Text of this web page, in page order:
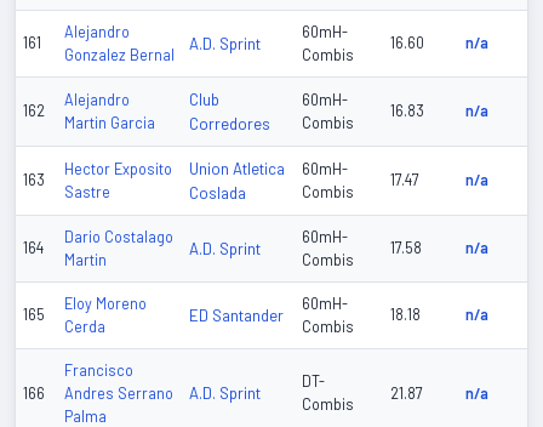
161
Alejandro
Gonzalez Bernal
A.D. Sprint
60mH-
Combis
16.60 n/a
162
Alejandro
Martin Garcia
Club
Corredores
60mH-
Combis
16.83 n/a
163
Hector Exposito
Sastre
Union Atletica
Coslada
60mH-
Combis
17.47 n/a
164
Dario Costalago
Martin
A.D. Sprint
60mH-
Combis
17.58 n/a
165
Eloy Moreno
Cerda
ED Santander
60mH-
Combis
18.18 n/a
166
Francisco
Andres Serrano
Palma
A.D. Sprint
DT-
Combis
21.87 n/a